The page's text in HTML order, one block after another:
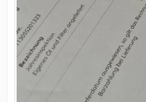
Ich habe hier noch den
Teile zum Wechseln
Preise noch human. Ich
Inspektion machen mit
Dichtring bringe ich mit),
schreiben, was jetzt